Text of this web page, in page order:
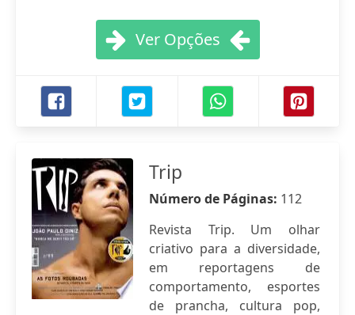
Ver Opções
Trip
Número de Páginas: 112
Revista Trip. Um olhar
criativo para a diversidade,
em reportagens de
comportamento, esportes
de prancha, cultura pop,